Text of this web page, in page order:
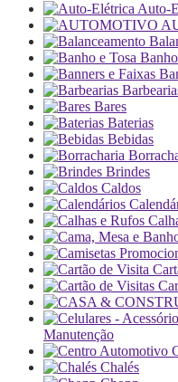
Auto-
Bares
Baterias
Bebidas
Brindes
Caldos
Manutenção
Chalés